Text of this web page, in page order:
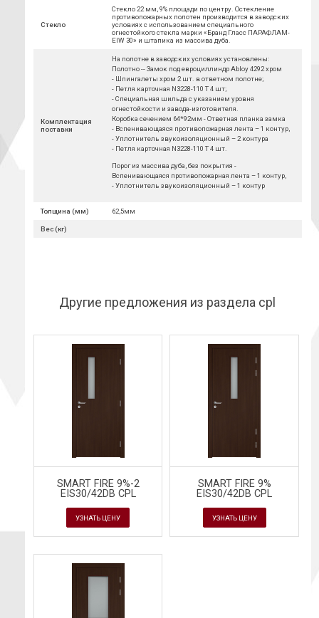
Стекло
Стекло 22 мм, 9% площади по центру. Остекление
противопожарных полотен производится в заводских
условиях с использованием специального
огнестойкого стекла марки «Бранд Гласс ПАРАФЛАМ-
EIW 30» и штапика из массива дуба.
Комплектация
поставки
На полотне в заводских условиях установлены:
Полотно -- Замок под евроциллиндр Abloy 4292 хром
- Шпингалеты хром 2 шт. в ответном полотне;
- Петля карточная N3228-110 T 4 шт;
- Специальная шильда с указанием уровня
огнестойкости и завода-изготовителя.
Коробка сечением 64*92мм - Ответная планка замка
- Вспенивающаяся противопожарная лента – 1 контур,
- Уплотнитель звукоизоляционный – 2 контура
- Петля карточная N3228-110 T 4 шт.
Порог из массива дуба, без покрытия -
Вспенивающаяся противопожарная лента – 1 контур,
- Уплотнитель звукоизоляционный – 1 контур
Толщина (мм) 62,5мм
Вес (кг)
Другие предложения из раздела cpl
SMART FIRE 9%-2
EIS30/42DB CPL
УЗНАТЬ ЦЕНУ
SMART FIRE 9%
EIS30/42DB CPL
УЗНАТЬ ЦЕНУ